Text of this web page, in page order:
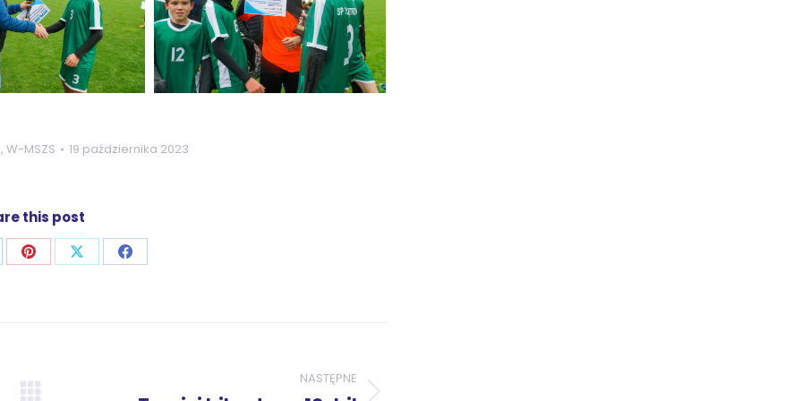
, W-MSZS 19 października 2023
this post
UdostępnijUdostępnijUdostępnij
NASTĘPNE